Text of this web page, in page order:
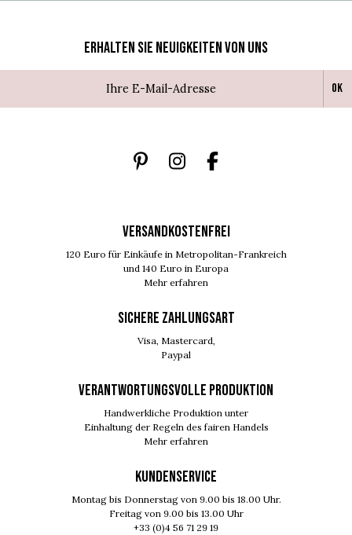
Erhalten Sie Neuigkeiten von uns
Ok
VERSANDKOSTENFREI
120 Euro für Einkäufe in Metropolitan-Frankreich
und 140 Euro in Europa
Mehr erfahren
SICHERE ZAHLUNGSART
Visa, Mastercard,
Paypal
VERANTWORTUNGSVOLLE PRODUKTION
Handwerkliche Produktion unter
Einhaltung der Regeln des fairen Handels
Mehr erfahren
KUNDENSERVICE
Montag bis Donnerstag von 9.00 bis 18.00 Uhr.
Freitag von 9.00 bis 13.00 Uhr
+33 (0)4 56 71 29 19